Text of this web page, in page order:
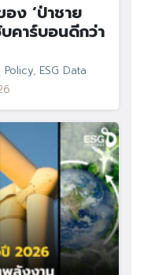
ง ‘ป่าชาย
คาร์บอนดีกว่า
Policy, ESG Data